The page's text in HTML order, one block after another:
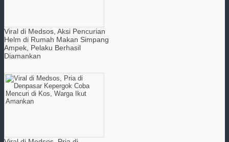
Viral di Medsos, Aksi Pencurian
Helm di Rumah Makan Simpang
Ampek, Pelaku Berhasil
Diamankan